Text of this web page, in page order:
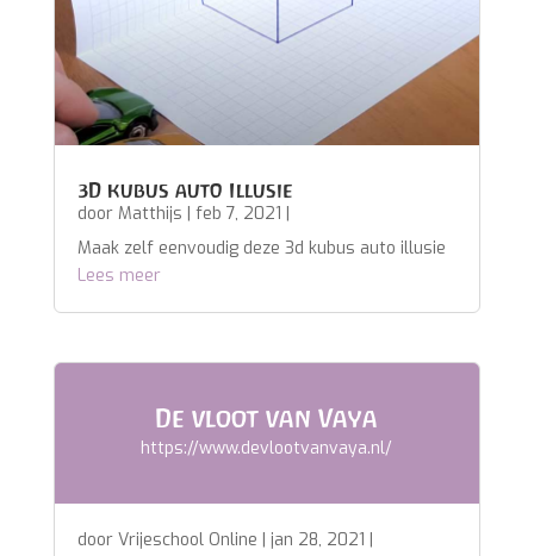
3D kubus auto Illusie
door Matthijs | feb 7, 2021 |
Maak zelf eenvoudig deze 3d kubus auto illusie
Lees meer
De vloot van Vaya
https://www.devlootvanvaya.nl/
door Vrijeschool Online | jan 28, 2021 |